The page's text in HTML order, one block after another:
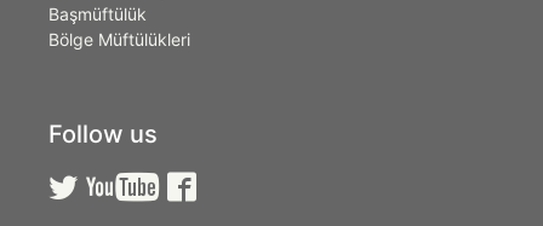
Başmüftülük
Bölge Müftülükleri
Follow us
  